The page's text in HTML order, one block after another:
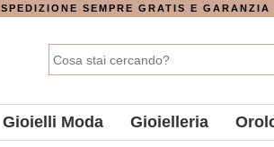
SPEDIZIONE SEMPRE GRATIS E
Gioielli Moda Gioielleria